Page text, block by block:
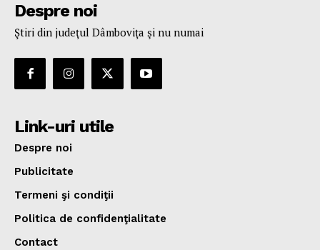
Despre noi
Ştiri din judeţul Dâmboviţa şi nu numai
Link-uri utile
Despre noi
Publicitate
Termeni şi condiţii
Politica de confidenţialitate
Contact